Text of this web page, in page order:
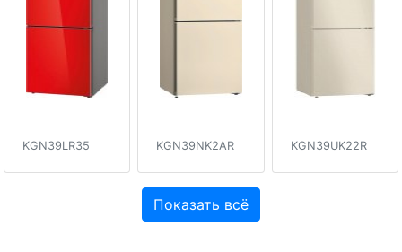
KGN39LR35 KGN39NK2AR KGN39UK22R
Показать всё